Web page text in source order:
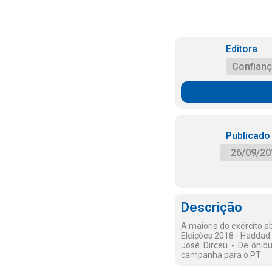
Editora
26/09/
Descrição
A maioria do exército
Eleições 2018 -
José Dirceu - De
campanha para o PT